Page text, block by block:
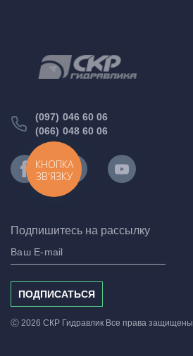
(097) 046 60 06
(066) 048 60 06
Подпишитесь на рассылку
ПОДПИСАТЬСЯ
Ⓒ 2026 СКР Гидравлик Все права защищены
КНОПКА
ЗВ'ЯЗКУ